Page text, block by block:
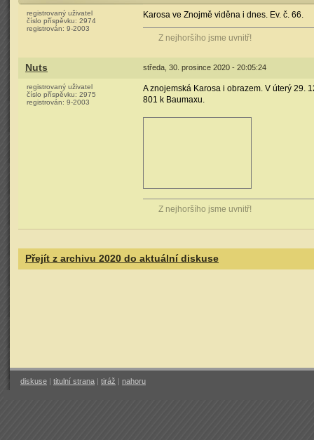
registrovaný uživatel
číslo příspěvku: 2974
registrován: 9-2003
Karosa ve Znojmě viděna i dnes. Ev. č. 66.
Z nejhoršího jsme uvnitř!
Nuts středa, 30. prosince 2020 - 20:05:24
registrovaný uživatel
číslo příspěvku: 2975
registrován: 9-2003
A znojemská Karosa i obrazem. V úterý 29.
801 k Baumaxu.
Z nejhoršího jsme uvnitř!
Přejít z archivu 2020 do aktuální diskuse
diskuse | titulní strana | tiráž | nahoru